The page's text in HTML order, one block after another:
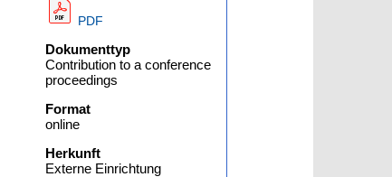
PDF
Dokumenttyp
Contribution to a conference
proceedings
Format
online
Herkunft
Externe Einrichtung